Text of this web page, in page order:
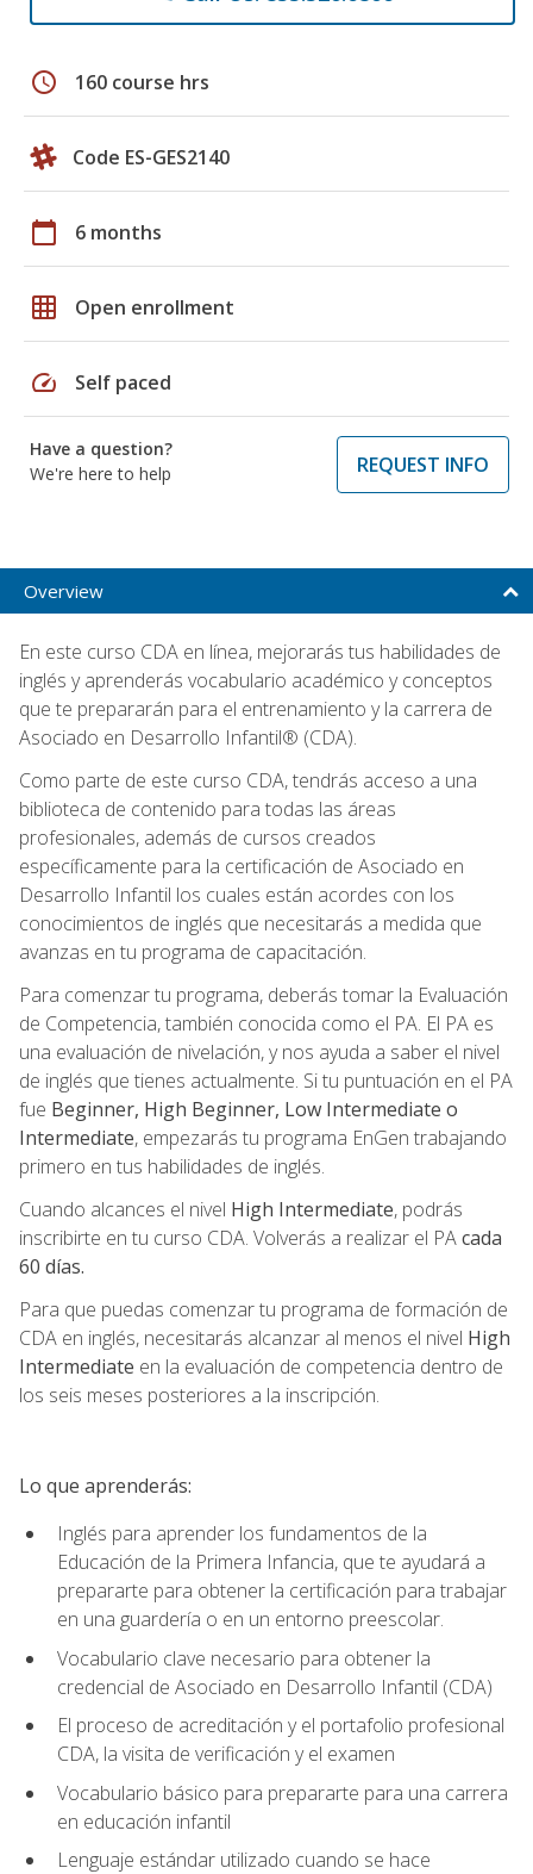
schedule 160 course hrs
Code ES-GES2140
calendar_today 6 months
grid_on Open enrollment
speed Self paced
Have a question?
We're here to help
REQUEST INFO
Overview
En este curso CDA en línea, mejorarás tus habilidades de
inglés y aprenderás vocabulario académico y conceptos
que te prepararán para el entrenamiento y la carrera de
Asociado en Desarrollo Infantil® (CDA).
Como parte de este curso CDA, tendrás acceso a una
biblioteca de contenido para todas las áreas
profesionales, además de cursos creados
específicamente para la certificación de Asociado en
Desarrollo Infantil los cuales están acordes con los
conocimientos de inglés que necesitarás a medida que
avanzas en tu programa de capacitación.
Para comenzar tu programa, deberás tomar la Evaluación
de Competencia, también conocida como el PA. El PA es
una evaluación de nivelación, y nos ayuda a saber el nivel
de inglés que tienes actualmente. Si tu puntuación en el PA
fue Beginner, High Beginner, Low Intermediate o
Intermediate, empezarás tu programa EnGen trabajando
primero en tus habilidades de inglés.
Cuando alcances el nivel High Intermediate, podrás
inscribirte en tu curso CDA. Volverás a realizar el PAcada
60 días.
Para que puedas comenzar tu programa de formación de
CDA en inglés, necesitarás alcanzar al menos el nivel High
Intermediate en la evaluación de competencia dentro de
los seis meses posteriores a la inscripción.
Lo que aprenderás:
Inglés para aprender los fundamentos de la
Educación de la Primera Infancia, que te ayudará a
prepararte para obtener la certificación para trabajar
en una guardería o en un entorno preescolar.
Vocabulario clave necesario para obtener la
credencial de Asociado en Desarrollo Infantil (CDA)
El proceso de acreditación y el portafolio profesional
CDA, la visita de verificación y el examen
Vocabulario básico para prepararte para una carrera
en educación infantil
Lenguaje estándar utilizado cuando se hace